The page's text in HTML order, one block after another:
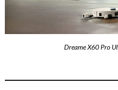
Dreame X60 Pro